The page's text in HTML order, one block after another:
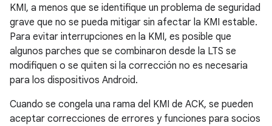
KMI, a menos que se identifique un problema de seguridad
grave que no se pueda mitigar sin afectar la KMI estable.
Para evitar interrupciones en la KMI, es posible que
algunos parches que se combinaron desde la LTS se
modifiquen o se quiten si la corrección no es necesaria
para los dispositivos Android.
Cuando se congela una rama del KMI de ACK, se pueden
aceptar correcciones de errores y funciones para socios